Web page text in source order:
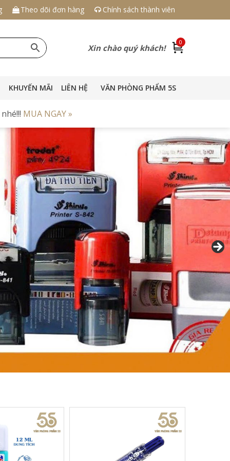
Theo dõi đơn hàng Chính sách thành viên
Xin chào quý khách!
0
KHUYẾN MÃI LIÊN HỆ VĂN PHÒNG PHẨM 5S
MUA NGAY »